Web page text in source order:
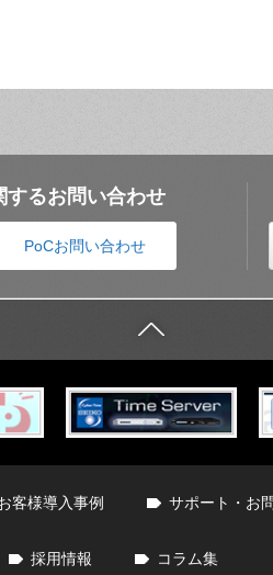
するお問い合わせ
PoCお問い合わせ
客様導入事例 サポート・お
採用情報 コラム集